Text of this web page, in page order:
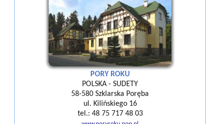
PORY ROKU
POLSKA - SUDETY
58-580 Szklarska Poręba
ul. Kilińskiego 16
tel.: 48 75 717 48 03